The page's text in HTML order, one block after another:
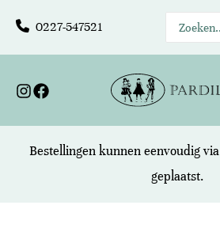
naar
inhoud
0227-547521
Zoeken
naar:
Bestellingen kunnen eenvoudig via
geplaatst.